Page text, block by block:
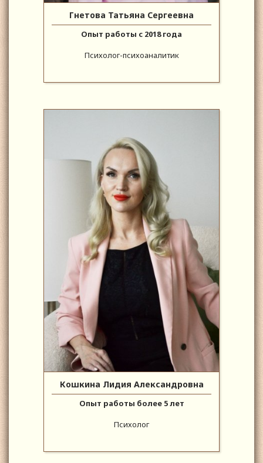
Гнетова Татьяна Сергеевна
Опыт работы с 2018 года
Психолог-психоаналитик
Кошкина Лидия Александровна
Опыт работы более 5 лет
Психолог